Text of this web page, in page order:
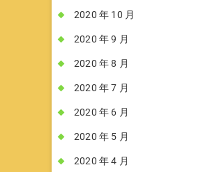
2020 年 10 月
2020 年 9 月
2020 年 8 月
2020 年 7 月
2020 年 6 月
2020 年 5 月
2020 年 4 月